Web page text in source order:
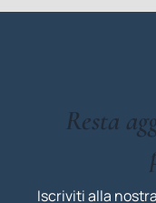
Resta
Iscriviti alla